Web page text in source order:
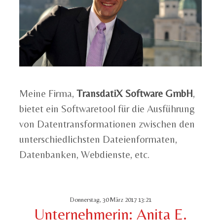
Meine Firma, TransdatiX Software GmbH,
bietet ein Softwaretool für die Ausführung
von Datentransformationen zwischen den
unterschiedlichsten Dateienformaten,
Datenbanken, Webdienste, etc.
Donnerstag, 30 März 2017 13:21
Unternehmerin: Anita E.